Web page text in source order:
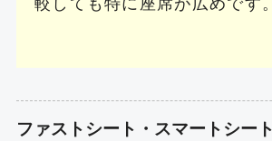
ファストシート・スマートシー